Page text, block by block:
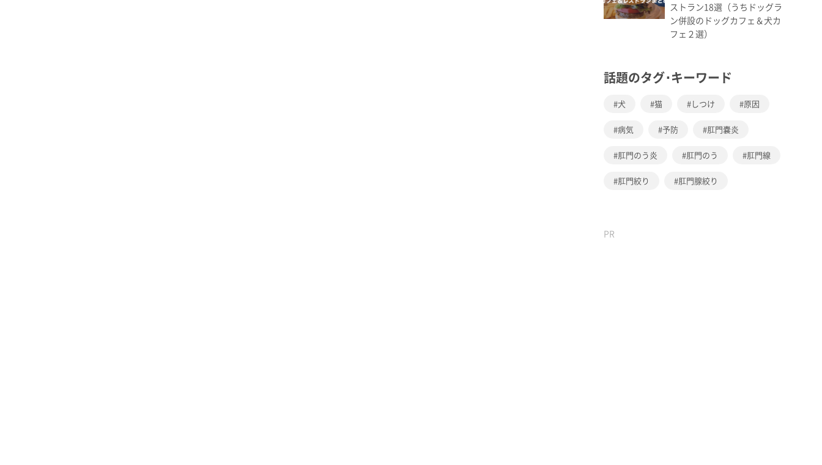
ストラン18選（うちドッグラ
ン併設のドッグカフェ＆犬カ
フェ２選）
話題のタグ･キーワード
犬 猫 しつけ 原因
病気 予防 肛門嚢炎
肛門のう炎 肛門のう 肛門線
肛門絞り 肛門腺絞り
PR